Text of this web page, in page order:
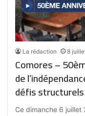
La rédaction 8
Comores –
de
défis structurels
Ce dimanche 6 juillet